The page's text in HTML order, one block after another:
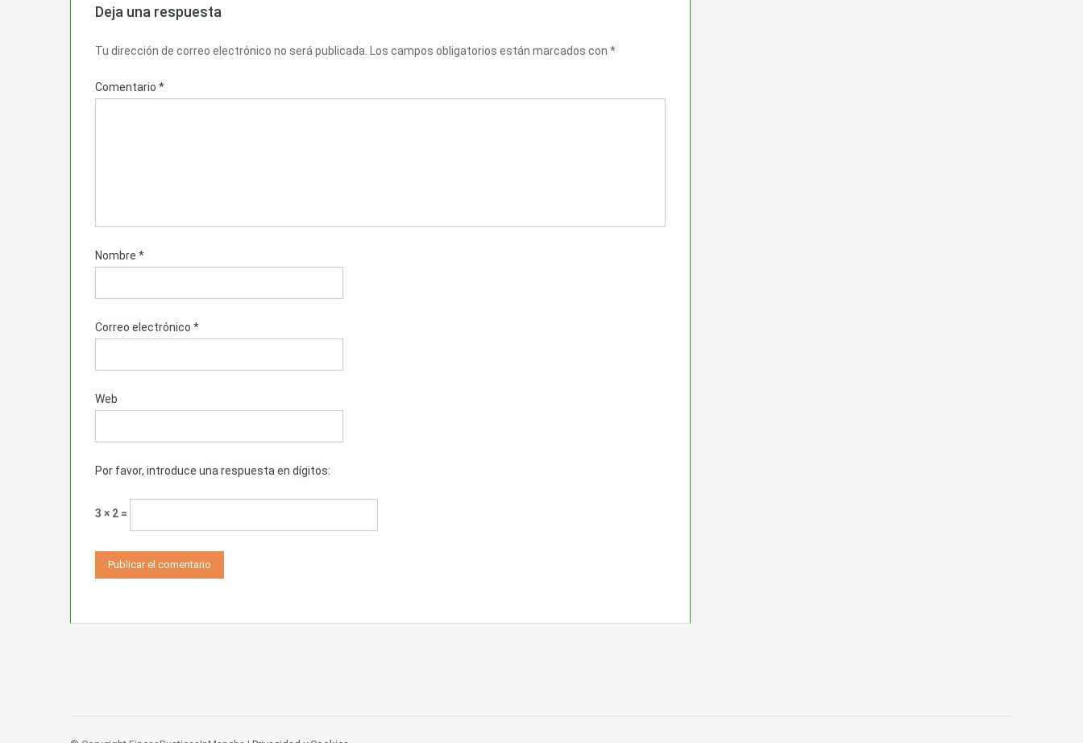
Deja una respuesta
Tu dirección de correo electrónico no será publicada. Los campos obligatorios están marcados con *
Comentario *
Nombre *
Correo electrónico *
Web
Por favor, introduce una respuesta en dígitos:
3 × 2 =